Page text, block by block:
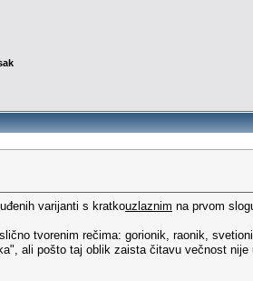
varijanti s kratkouzlaznim na prvom
tvorenim rečima: gorionik, raonik,
ali pošto taj oblik zaista čitavu večnost